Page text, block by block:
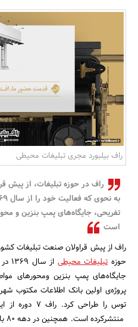
راف بیلبورد مجری تبلیغات محیطی
راف در حوزه تبلیغات، از پیش
تفریحی، جایگاه‌های پمپ بنزین و
است
راف از پیش قراولان صنعت تبلیغات
حوزهتبلیغات محیطی
از
توس را طراحی